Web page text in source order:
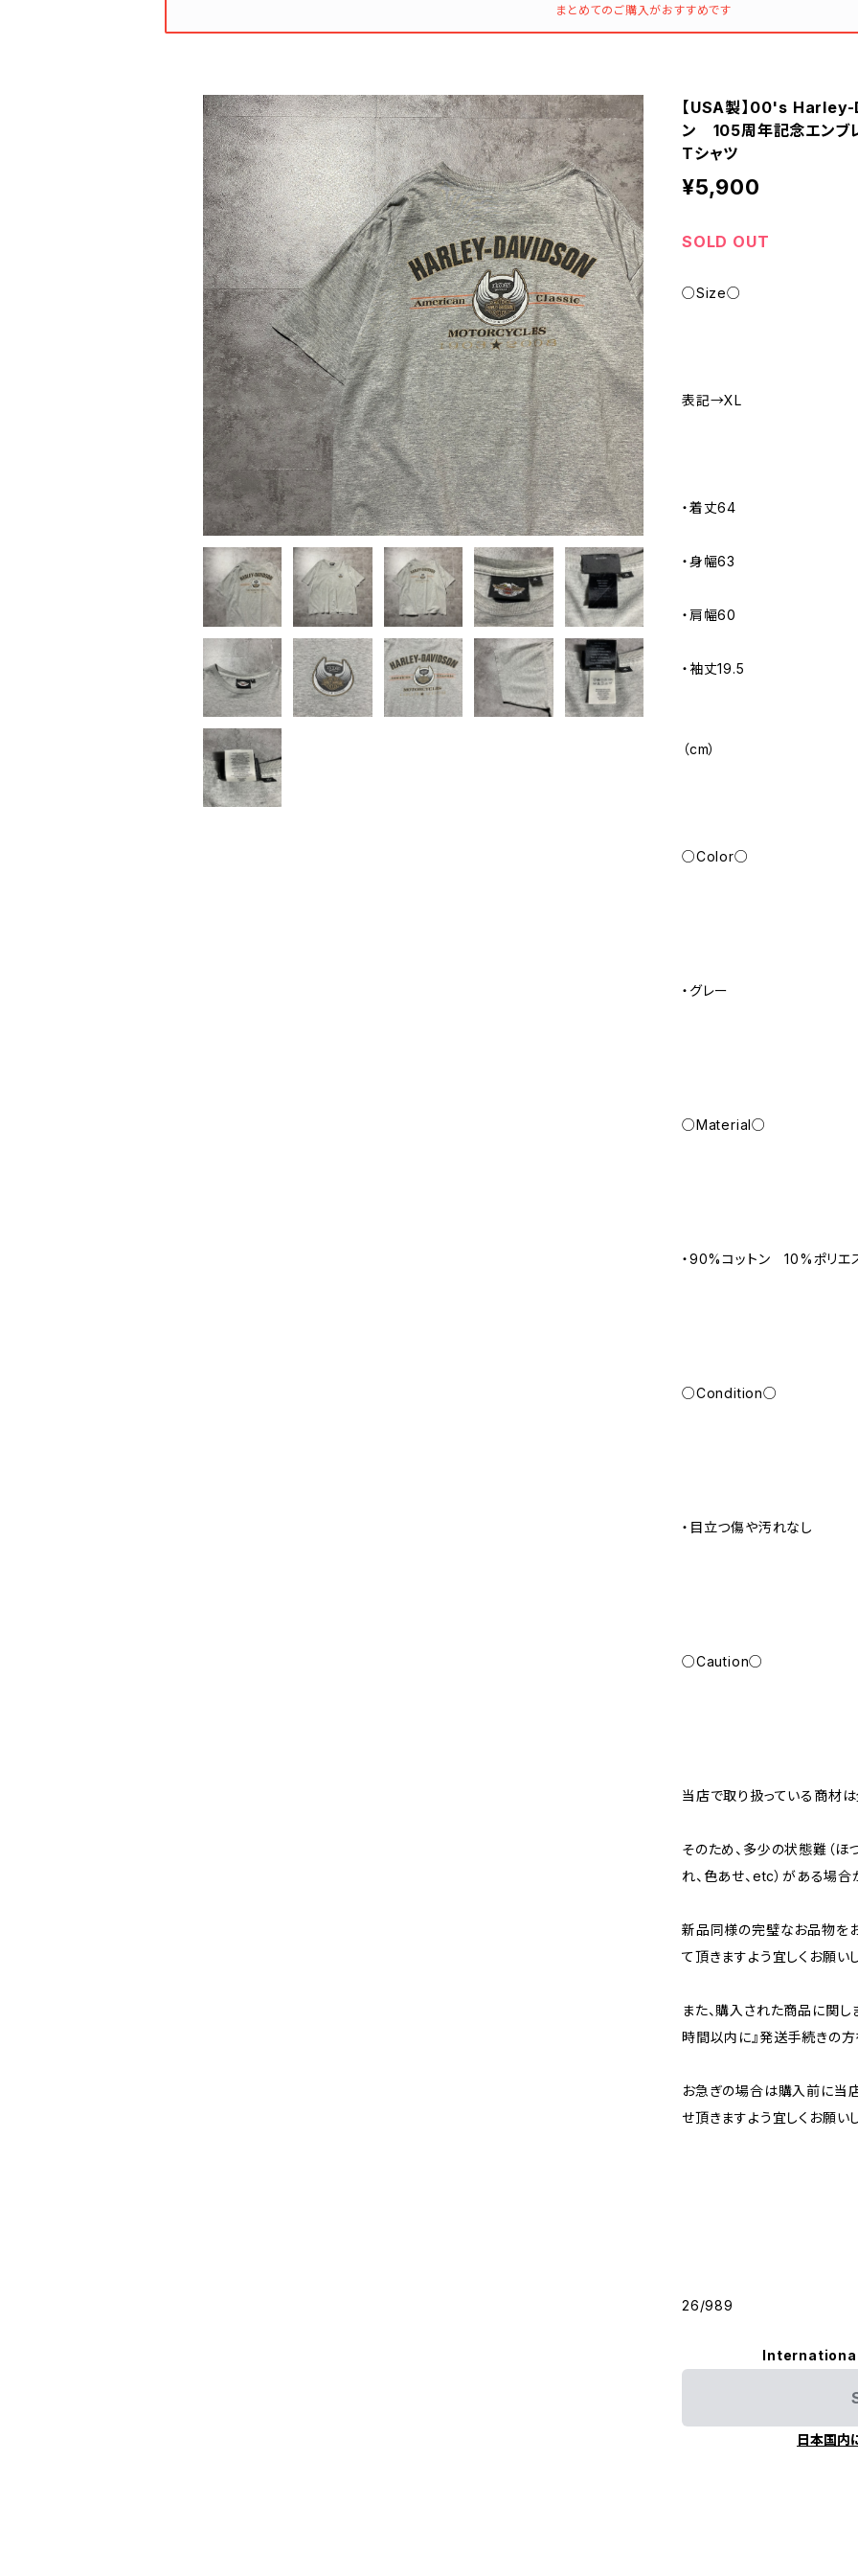
まとめてのご購入がおすすめです
【USA製】00's
ン 105周年記念エン
Tシャツ
¥5,900
SOLD OUT
○Size○
表記→XL
・着丈64
・身幅63
・肩幅60
・袖丈19.5
（cm）
○Color○
・グレー
○Material○
・90%コットン 10%ポリエ
○Condition○
・目立つ傷や汚れなし
○Caution○
当店で取り扱っている商材は
そのため、多少の状態難（ほ
れ、色あせ、etc）がある場合
新品同様の完璧なお品物を
て頂きますよう宜しくお願い
また、購入された商品に関し
時間以内に』発送手続きの方
お急ぎの場合は購入前に当
せ頂きますよう宜しくお願い
26/989
日本国内